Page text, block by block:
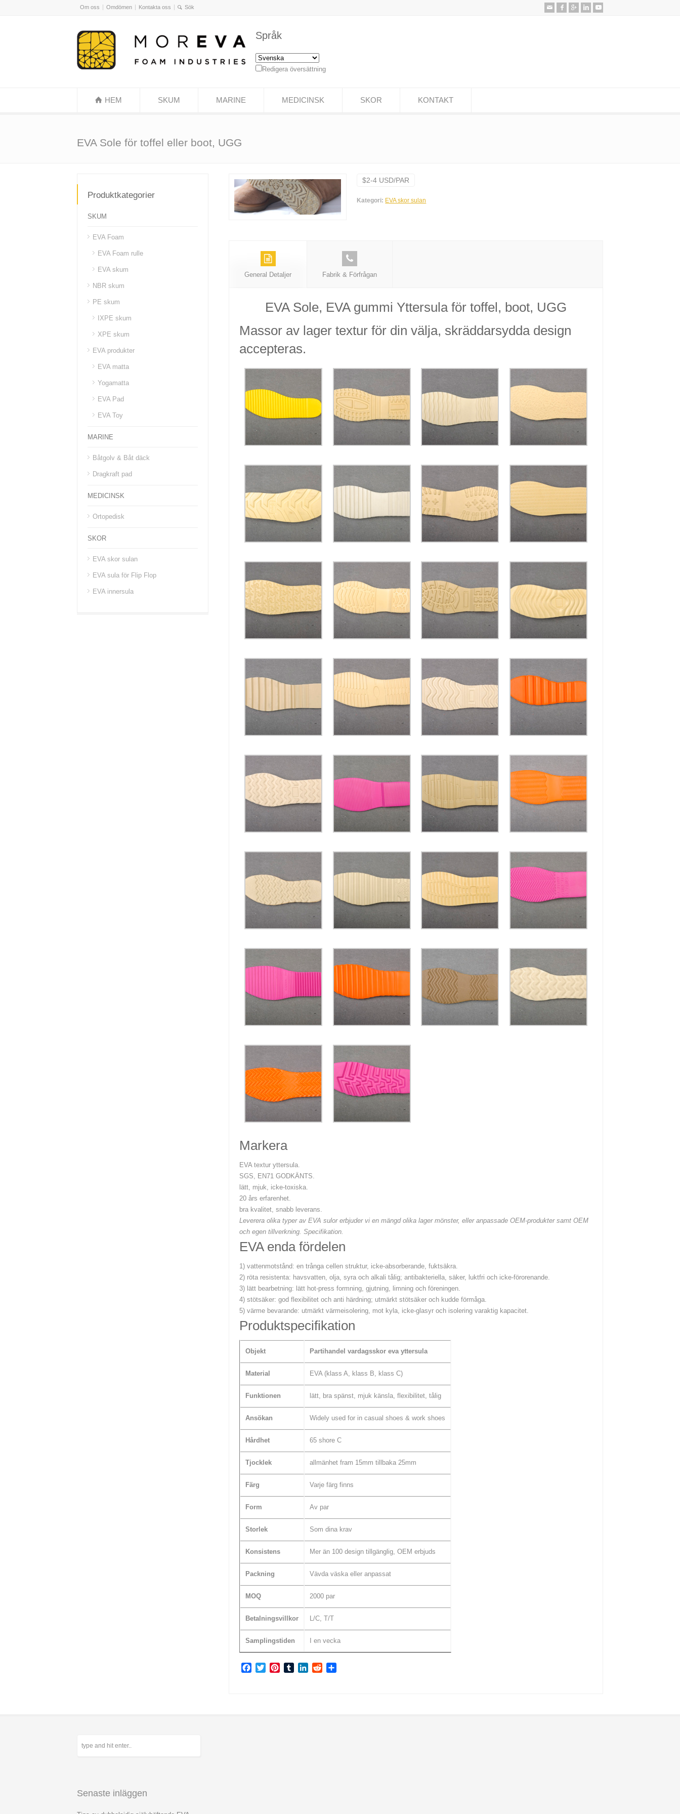
Om oss Omdömen Kontakta oss
Språk
Redigera översättning
HEM SKUM MARINE MEDICINSK SKOR KONTAKT
EVA Sole för toffel eller boot, UGG
$2-4 USD/PAR
Kategori: EVA skor sulan
General Detaljer Fabrik & Förfrågan
EVA Sole, EVA gummi Yttersula för toffel, boot, UGG
Massor av lager textur för din välja, skräddarsydda design
accepteras.
Markera
EVA textur yttersula.
SGS, EN71 GODKÄNTS.
lätt, mjuk, icke-toxiska.
20 års erfarenhet.
bra kvalitet, snabb leverans.
Leverera olika typer av EVA sulor erbjuder vi en mängd olika lager mönster, eller anpassade OEM-produkter samt OEM
och egen tillverkning. Specifikation.
EVA enda fördelen
1) vattenmotstånd: en trånga cellen struktur, icke-absorberande, fuktsäkra.
2) röta resistenta: havsvatten, olja, syra och alkali tålig; antibakteriella, säker, luktfri och icke-förorenande.
3) lätt bearbetning: lätt hot-press formning, gjutning, limning och föreningen.
4) stötsäker: god flexibilitet och anti härdning; utmärkt stötsäker och kudde förmåga.
5) värme bevarande: utmärkt värmeisolering, mot kyla, icke-glasyr och isolering varaktig kapacitet.
Produktspecifikation
Objekt Partihandel vardagsskor eva yttersula
Material EVA (klass A, klass B, klass C)
Funktionen lätt, bra spänst, mjuk känsla, flexibilitet, tålig
Ansökan Widely used for in casual shoes & work shoes
Hårdhet 65 shore C
Tjocklek allmänhet fram 15mm tillbaka 25mm
Färg Varje färg finns
Form Av par
Storlek Som dina krav
Konsistens Mer än 100 design tillgänglig, OEM erbjuds
Packning Vävda väska eller anpassat
MOQ 2000 par
Betalningsvillkor L/C, T/T
Samplingstiden I en vecka
Facebook
TwitterPinterestTumblrLinkedInReddit
Produktkategorier
SKUM
EVA Foam
EVA Foam rulle
EVA skum
NBR skum
PE skum
IXPE skum
XPE skum
EVA produkter
EVA matta
Yogamatta
EVA Pad
EVA Toy
MARINE
Båtgolv & Båt däck
Dragkraft pad
MEDICINSK
Ortopedisk
SKOR
EVA skor sulan
EVA sula för Flip Flop
EVA innersula
Senaste inläggen